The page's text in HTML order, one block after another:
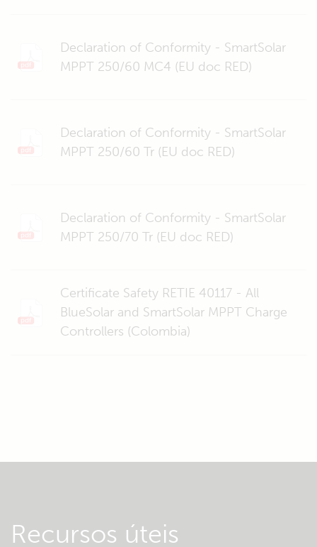
Declaration of Conformity - SmartSolar
MPPT 250/60 MC4 (EU doc RED)
Declaration of Conformity - SmartSolar
MPPT 250/60 Tr (EU doc RED)
Declaration of Conformity - SmartSolar
MPPT 250/70 Tr (EU doc RED)
Certificate Safety RETIE 40117 - All
BlueSolar and SmartSolar MPPT Charge
Controllers (Colombia)
Recursos úteis